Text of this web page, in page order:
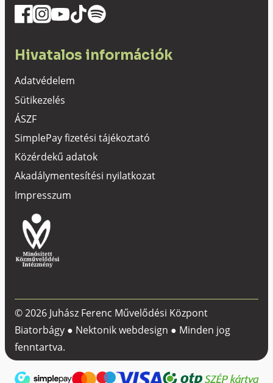
Hivatalos információk
Adatvédelem
Sütikezelés
ÁSZF
SimplePay fizetési tájékoztató
Közérdekű adatok
Akadálymentesítési nyilatkozat
Impresszum
© 2026 Juhász Ferenc Művelődési Központ
Biatorbágy ● Nektonik webdesign ● Minden jog
fenntartva.